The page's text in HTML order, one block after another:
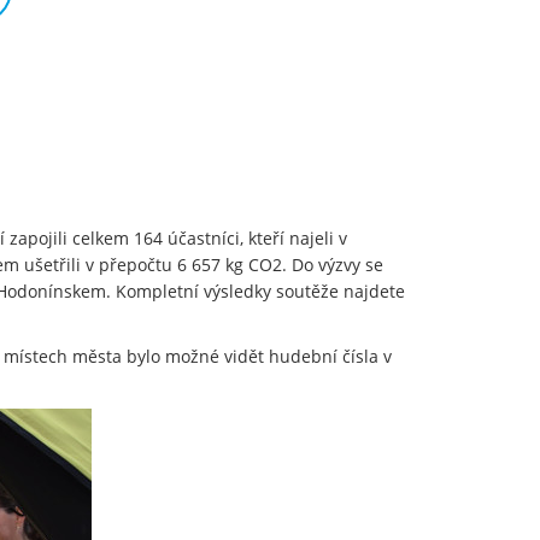
zapojili celkem 164 účastníci, kteří najeli v
ušetřili v přepočtu 6 657 kg CO2. Do výzvy se
Kompletní výsledky soutěže najdete
města bylo možné vidět hudební čísla v